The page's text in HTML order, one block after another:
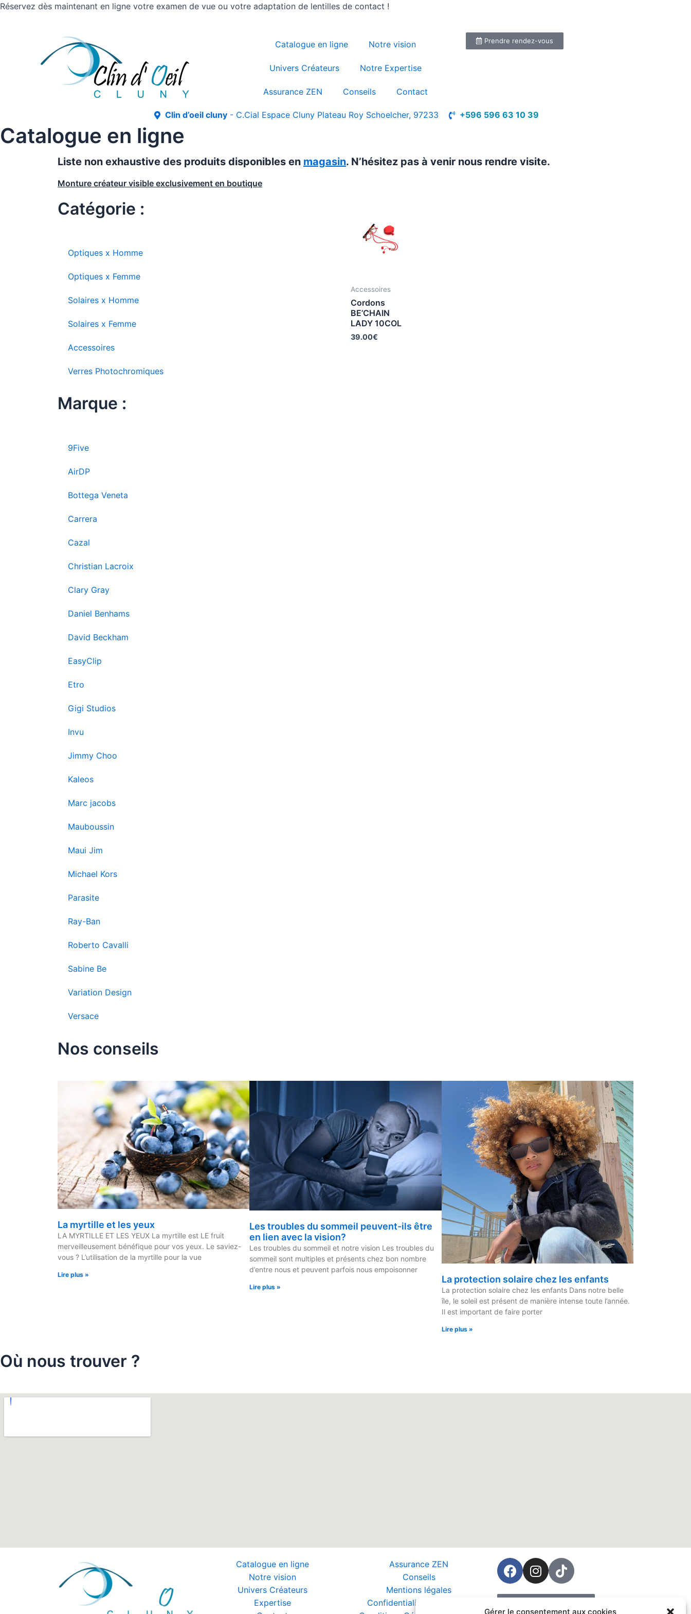
Gérer le consentement aux cookies
Réservez dès maintenant en ligne votre examen de vue ou votre adaptation de lentilles de contact !
Catalogue en ligne Notre vision
Univers Créateurs Notre Expertise
Assurance ZEN Conseils Contact
Prendre rendez-vous
Clin d’oeil cluny - C.Cial Espace Cluny Plateau Roy Schoelcher, 97233 +596 596 63 10 39
Catalogue en ligne
Liste non exhaustive des produits disponibles en magasin. N’hésitez pas à venir nous rendre visite.
Monture créateur visible exclusivement en boutique
Catégorie :
Optiques x Homme
Optiques x Femme
Solaires x Homme
Solaires x Femme
Accessoires
Verres Photochromiques
Marque :
9Five
AirDP
Bottega Veneta
Carrera
Cazal
Christian Lacroix
Clary Gray
Daniel Benhams
David Beckham
EasyClip
Etro
Gigi Studios
Invu
Jimmy Choo
Kaleos
Marc jacobs
Mauboussin
Maui Jim
Michael Kors
Parasite
Ray-Ban
Roberto Cavalli
Sabine Be
Variation Design
Versace
Accessoires
Cordons
BE’CHAIN
LADY 10COL
39.00€
Nos conseils
La myrtille et les yeux
LA MYRTILLE ET LES YEUX La myrtille est LE fruit
merveilleusement bénéfique pour vos yeux. Le saviez-
vous ? L’utilisation de la myrtille pour la vue
Lire plus »
Les troubles du sommeil peuvent-ils être
en lien avec la vision?
Les troubles du sommeil et notre vision Les troubles du
sommeil sont multiples et présents chez bon nombre
d’entre nous et peuvent parfois nous empoisonner
Lire plus »
La protection solaire chez les enfants
La protection solaire chez les enfants Dans notre belle
île, le soleil est présent de manière intense toute l’année.
Il est important de faire porter
Lire plus »
Où nous trouver ?
Catalogue en ligne
Notre vision
Univers Créateurs
Expertise
Assurance ZEN
Conseils
Mentions légales
Confidentialité et Données